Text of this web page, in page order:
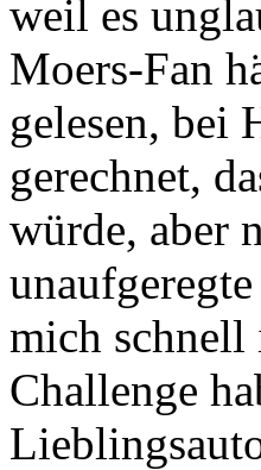
weil es
Moers-Fan
gelesen, bei
gerechnet,
würde, aber
mich
Challenge